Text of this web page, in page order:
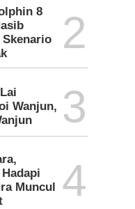
8
Skenario
2
Wanjun, 3
Muncul 4